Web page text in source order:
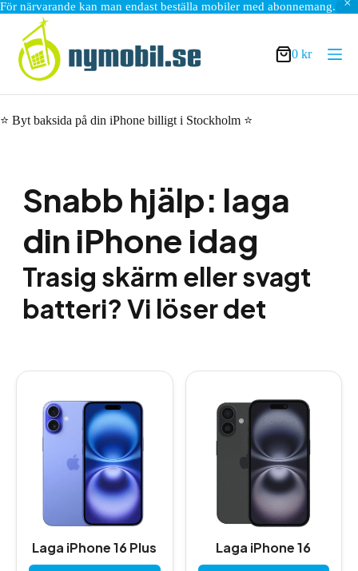
För närvarande kan man endast beställa mobiler med abonnemang.
innehåll
Varukorg
0 kr
⭐ Byt baksida på din iPhone billigt i Stockholm ⭐
Snabb hjälp: laga
din iPhone idag
Trasig skärm eller svagt
batteri? Vi löser det
Laga iPhone 16 Plus Laga iPhone 16